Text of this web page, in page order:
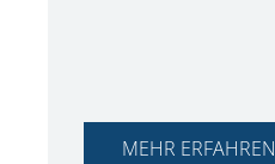
MEHR ERFAHREN